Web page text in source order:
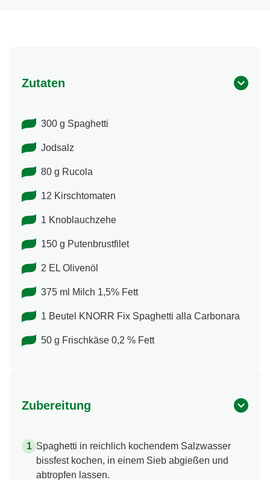
Zutaten
300 g Spaghetti
Jodsalz
80 g Rucola
12 Kirschtomaten
1 Knoblauchzehe
150 g Putenbrustfilet
2 EL Olivenöl
375 ml Milch 1,5% Fett
1 Beutel KNORR Fix Spaghetti alla Carbonara
50 g Frischkäse 0,2 % Fett
Zubereitung
Spaghetti in reichlich kochendem Salzwasser
bissfest kochen, in einem Sieb abgießen und
abtropfen lassen.